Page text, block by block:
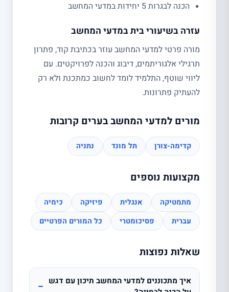
הכנה לבגרות 5 יחידות במדעי המחשב
עזרה בשיעורי בית במדעי המחשב
מורה פרטי למדעי המחשב עוזר בכתיבת קוד, פתרון
תרגילי אלגוריתמים, דיבוג והכנה לפרויקטים. עם
ליווי שוטף, התלמיד לומד לחשוב כמתכנת ולא רק
להעתיק פתרונות.
מורים למדעי המחשב בערים קרובות
קדימה-צורן תל מונד נתניה
מקצועות נוספים
מתמטיקה אנגלית פיזיקה
כימיה
עברית
פסיכומטרי כל המורים הפרטיים
שאלות נפוצות
איך מתכוננים למדעי המחשב תיכון עם דגש −